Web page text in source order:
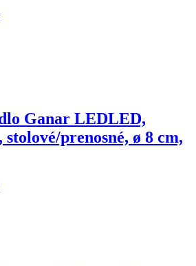
Ganar LEDLED,
stolové/prenosné, ø 8 cm,